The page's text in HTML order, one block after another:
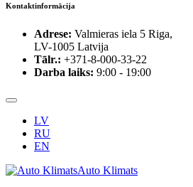
Kontaktinformācija
Adrese: Valmieras iela 5 Riga,
LV-1005 Latvija
Tālr.: +371-8-000-33-22
Darba laiks: 9:00 - 19:00
LV
RU
EN
Auto Klimats